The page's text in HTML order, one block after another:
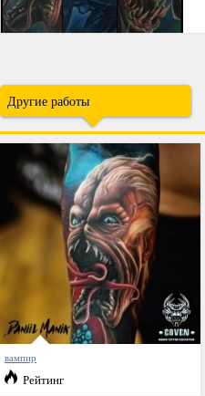
Другие работы
вампир
Рейтинг